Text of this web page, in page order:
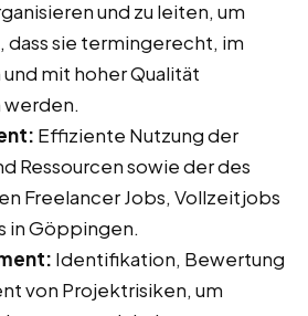
und zu leiten, um
dass sie termingerecht, im
mit hoher Qualität
Effiziente Nutzung der
Ressourcen sowie der des
Freelancer Jobs, Vollzeitjobs
in Göppingen.
Identifikation, Bewertung
von Projektrisiken, um